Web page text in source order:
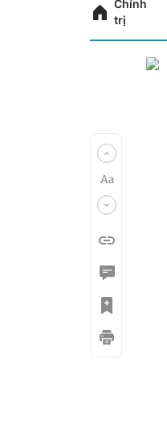
Chính
trị